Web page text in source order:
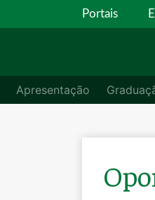
Portais
Apresentação